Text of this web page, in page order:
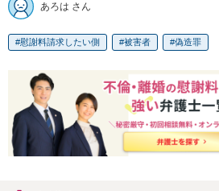
あろは さん
慰謝料請求したい側 被害者 偽造罪